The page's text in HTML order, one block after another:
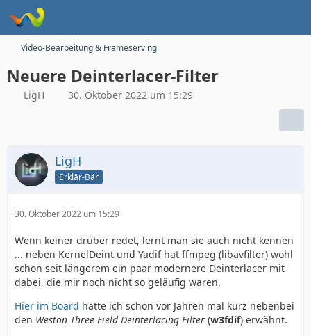
Video-Bearbeitung & Frameserving
Neuere Deinterlacer-Filter
LigH 30. Oktober 2022 um 15:29
LigH
Erklär-Bär
30. Oktober 2022 um 15:29
Wenn keiner drüber redet, lernt man sie auch nicht kennen
... neben KernelDeint und Yadif hat ffmpeg (libavfilter) wohl
schon seit längerem ein paar modernere Deinterlacer mit
dabei, die mir noch nicht so geläufig waren.
Hier im Board hatte ich schon vor Jahren mal kurz nebenbei
den Weston Three Field Deinterlacing Filter (w3fdif) erwähnt.